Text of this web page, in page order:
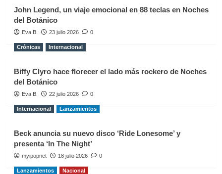
John Legend, un viaje emocional en 88 teclas en Noches
del Botánico
Eva B. 23 julio 2026 0
Crónicas Internacional
Biffy Clyro hace florecer el lado más rockero de Noches
del Botánico
Eva B. 22 julio 2026 0
Internacional Lanzamientos
Beck anuncia su nuevo disco ‘Ride Lonesome’ y
presenta ‘In The Night’
myipopnet 18 julio 2026 0
Lanzamientos Nacional